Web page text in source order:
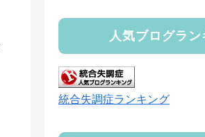
人気ブログラ
統合失調症ランキング